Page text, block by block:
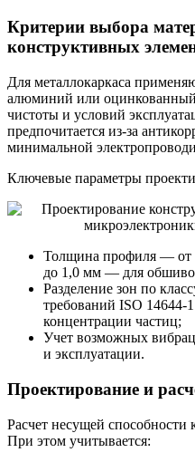
Критерии выбора
конструктивных
Для металлокаркаса
алюминий или оцинкованный
чистоты и условий
предпочитается из-за
минимальной
Ключевые параметры
Толщина профиля — от
до 1,0 мм — для
Разделение зон по
требований ISO 14644-
концентрации частиц;
Учет возможных
и эксплуатации.
Проектирование и
Расчет несущей способности
При этом учитывается: